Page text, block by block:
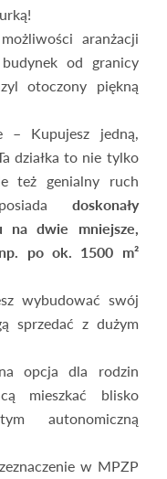
aranżacji
od granicy
otoczony piękną
– Kupujesz jedną,
działka to nie tylko
też genialny ruch
doskonały
na dwie mniejsze,
po ok. 1500 m²
wybudować swój
sprzedać z dużym
opcja dla rodzin
mieszkać blisko
autonomiczną
w MPZP